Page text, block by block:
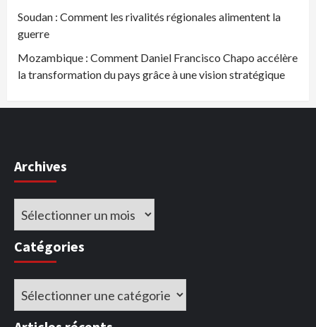
Soudan : Comment les rivalités régionales alimentent la
guerre
Mozambique : Comment Daniel Francisco Chapo accélère
la transformation du pays grâce à une vision stratégique
Archives
Archives
Catégories
Catégories